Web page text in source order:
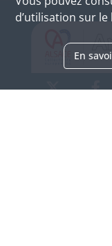
d’utilisation sur le
En